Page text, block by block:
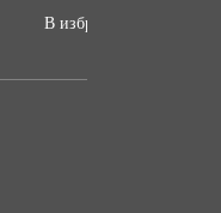
В избранное